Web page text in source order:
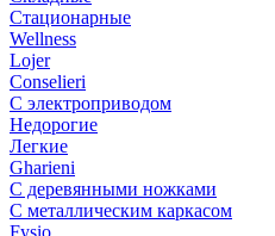
Стационарные
Wellness
Lojer
Conselieri
С электроприводом
Недорогие
Легкие
Gharieni
С деревянными ножками
С металлическим каркасом